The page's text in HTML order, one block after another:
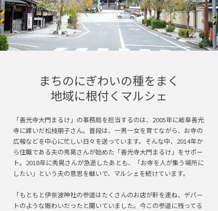
まちのにぎわいの種をまく
地域に根付くマルシェ
「善光寺大門まるけ」の事務局を担当するのは、2005年に岐阜善光
寺に嫁いだ松枝朋子さん。普段は、一男一女を育てながら、お寺の
広報などを中心に忙しい日々を送っています。そんな中、2014年か
ら住職である夫の秀晃さんが始めた「善光寺大門まるけ」をサポー
ト。2018年に秀晃さんが急逝したあとも、「お寺を人が集う場所に
したい」という夫の意思を継いで、マルシェを続けています。
「もともと伊奈波神社の参道はたくさんのお店が軒を連ね、デパー
トのような賑わいだったと聞いていました。今この参道に残ってる